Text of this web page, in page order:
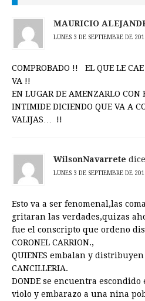
MAURICIO
LUNES 3 DE SEPTIEMBRE DE
COMPROBADO !! EL QUE LE
VA !!
EN LUGAR DE AMENZARLO CON
INTIMIDE DICIENDO QUE VA A
VALIJAS… !!
WilsonNavarrete
LUNES 3 DE SEPTIEMBRE DE
Esto va a ser fenomenal,las
gritaran las verdades,quizas
fue el conscripto que ordeno
CORONEL CARRION.,
QUIENES embalan y distribuyen
CANCILLERIA.
DONDE se encuentra
violo y embarazo a una nina